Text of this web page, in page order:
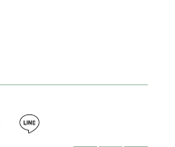
instagram